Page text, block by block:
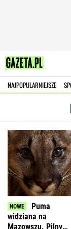
NAJPOPULARNIEJSZE
Puma
widziana na
Mazowszu. Pilny